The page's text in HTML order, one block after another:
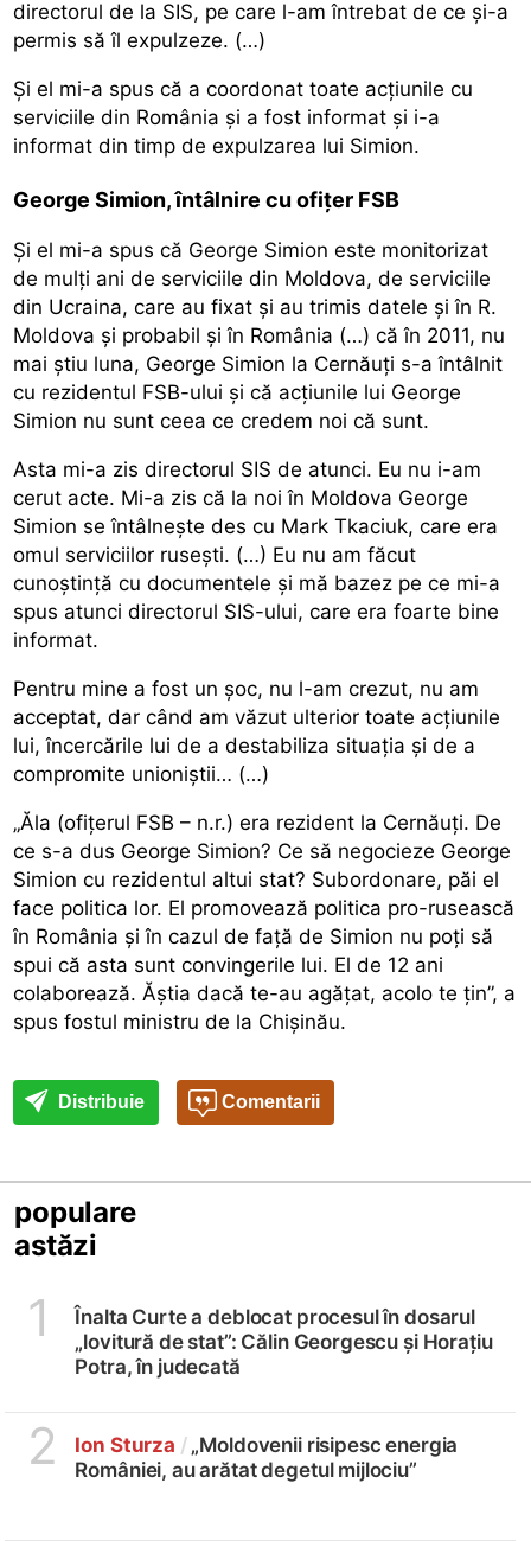
directorul de la SIS, pe care l-am întrebat de ce şi-a
permis să îl expulzeze. (…)
Şi el mi-a spus că a coordonat toate acţiunile cu
serviciile din România şi a fost informat şi i-a
informat din timp de expulzarea lui Simion.
George Simion, întâlnire cu ofițer FSB
Şi el mi-a spus că George Simion este monitorizat
de mulţi ani de serviciile din Moldova, de serviciile
din Ucraina, care au fixat şi au trimis datele şi în R.
Moldova şi probabil şi în România (…) că în 2011, nu
mai ştiu luna, George Simion la Cernăuţi s-a întâlnit
cu rezidentul FSB-ului şi că acţiunile lui George
Simion nu sunt ceea ce credem noi că sunt.
Asta mi-a zis directorul SIS de atunci. Eu nu i-am
cerut acte. Mi-a zis că la noi în Moldova George
Simion se întâlneşte des cu Mark Tkaciuk, care era
omul serviciilor ruseşti. (…) Eu nu am făcut
cunoştinţă cu documentele şi mă bazez pe ce mi-a
spus atunci directorul SIS-ului, care era foarte bine
informat.
Pentru mine a fost un şoc, nu l-am crezut, nu am
acceptat, dar când am văzut ulterior toate acţiunile
lui, încercările lui de a destabiliza situaţia şi de a
compromite unioniştii… (…)
„Ăla (ofițerul FSB – n.r.) era rezident la Cernăuţi. De
ce s-a dus George Simion? Ce să negocieze George
Simion cu rezidentul altui stat? Subordonare, păi el
face politica lor. El promovează politica pro-rusească
în România şi în cazul de faţă de Simion nu poţi să
spui că asta sunt convingerile lui. El de 12 ani
colaborează. Ăştia dacă te-au agăţat, acolo te ţin”, a
spus fostul ministru de la Chișinău.
Distribuie Comentarii
populare
astăzi
1
Înalta Curte a deblocat procesul în dosarul
„lovitură de stat”: Călin Georgescu și Horațiu
Potra, în judecată
2 Ion Sturza /„Moldovenii risipesc energia
României, au arătat degetul mijlociu”